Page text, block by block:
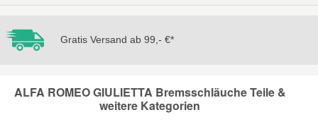
Gratis Versand ab 99,- €*
ALFA ROMEO GIULIETTA Bremsschläuche Teile &
weitere Kategorien
Hyundai Ersatzteile
Jeep Ersatzteile
Kia Ersatzteile